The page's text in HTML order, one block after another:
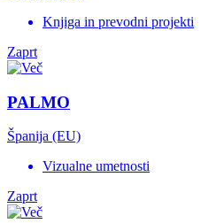
Knjiga in prevodni projekti
Zaprt
PALMO
Španija (EU)
Vizualne umetnosti
Zaprt